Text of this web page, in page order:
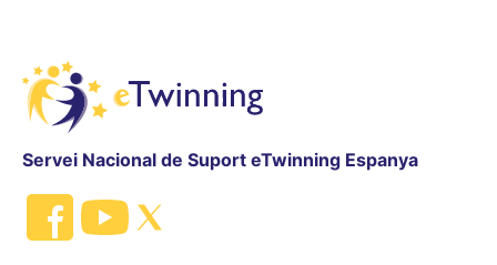
Servei Nacional de Suport eTwinning Espanya